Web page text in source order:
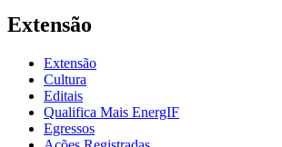
Extensão
Extensão
Cultura
Editais
Qualifica Mais EnergIF
Egressos